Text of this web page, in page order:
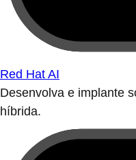
Red Hat AI
Desenvolva e implante
híbrida.